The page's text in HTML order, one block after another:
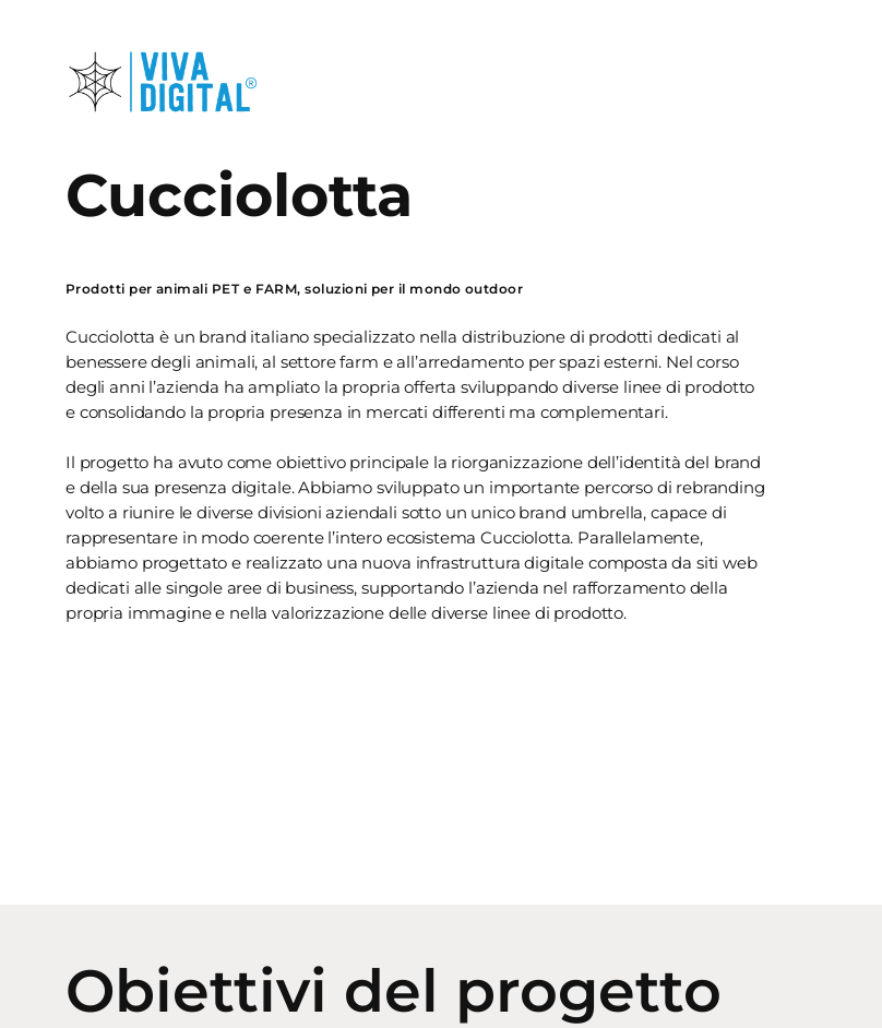
Cucciolotta
Prodotti per animali PET e FARM, soluzioni per il mondo outdoor
Cucciolotta è un brand italiano specializzato nella distribuzione di prodotti dedicati al
benessere degli animali, al settore farm e all’arredamento per spazi esterni. Nel corso
degli anni l’azienda ha ampliato la propria offerta sviluppando diverse linee di prodotto
e consolidando la propria presenza in mercati differenti ma complementari.
Il progetto ha avuto come obiettivo principale la riorganizzazione dell’identità del brand
e della sua presenza digitale. Abbiamo sviluppato un importante percorso di rebranding
volto a riunire le diverse divisioni aziendali sotto un unico brand umbrella, capace di
rappresentare in modo coerente l’intero ecosistema Cucciolotta. Parallelamente,
abbiamo progettato e realizzato una nuova infrastruttura digitale composta da siti web
dedicati alle singole aree di business, supportando l’azienda nel rafforzamento della
propria immagine e nella valorizzazione delle diverse linee di prodotto.
Obiettivi del progetto